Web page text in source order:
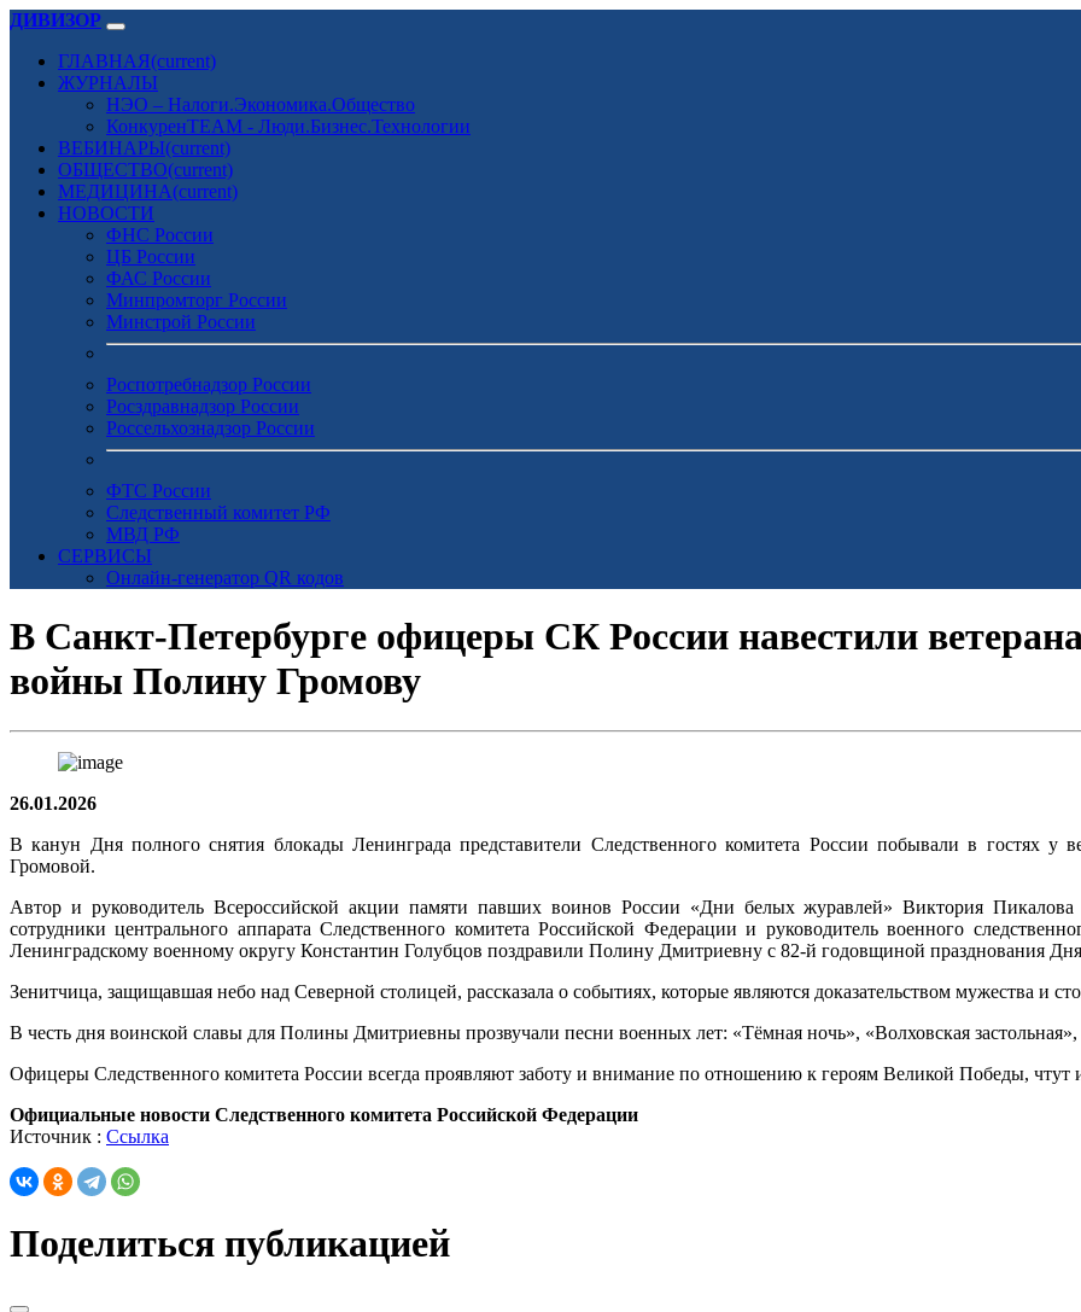
ДИВИЗОР
ГЛАВНАЯ(current)
ЖУРНАЛЫ
НЭО – Налоги.Экономика.Общество
КонкуренTEAM - Люди.Бизнес.Технологии
ВЕБИНАРЫ(current)
ОБЩЕСТВО(current)
МЕДИЦИНА(current)
НОВОСТИ
ФНС России
ЦБ России
ФАС России
Минпромторг России
Минстрой России
Роспотребнадзор России
Росздравнадзор России
Россельхознадзор России
ФТС России
Следственный комитет РФ
МВД РФ
СЕРВИСЫ
Онлайн-генератор QR кодов
В Санкт-Петербурге офицеры СК России навестили
войны Полину Громову
26.01.2026
В канун Дня полного снятия блокады Ленинграда представители Следственного комитета России побывали в гостях
Громовой.
Автор и руководитель Всероссийской акции памяти павших воинов России «Дни белых журавлей» Виктория
сотрудники центрального аппарата Следственного комитета Российской Федерации и руководитель военного
Ленинградскому военному округу Константин Голубцов поздравили Полину Дмитриевну с 82-й годовщиной празднования
Зенитчица, защищавшая небо над Северной столицей, рассказала о событиях, которые являются доказательством мужества и
В честь дня воинской славы для Полины Дмитриевны прозвучали песни военных лет: «Тёмная ночь», «Волховская
Офицеры Следственного комитета России всегда проявляют заботу и внимание по отношению к героям Великой Победы, чтут
Официальные новости Следственного комитета Российской Федерации
Источник : Ссылка
Поделиться публикацией